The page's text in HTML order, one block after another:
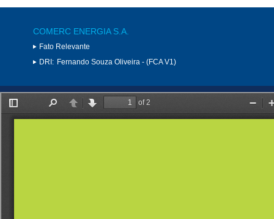
COMERC ENERGIA S.A.
Fato Relevante
DRI: Fernando Souza Oliveira - (FCA V1)